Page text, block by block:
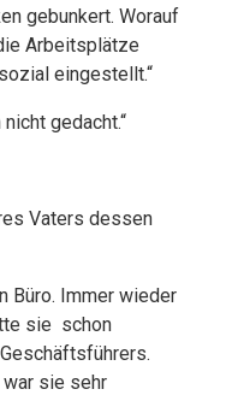
gebunkert. Worauf
Arbeitsplätze
eingestellt.“
gedacht.“
Vaters dessen
Büro. Immer wieder
sie schon
sie sehr